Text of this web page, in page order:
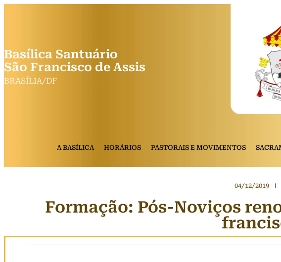
Basílica Santuário
São Francisco de Assis
BRASÍLIA/DF
A BASÍLICA HORÁRIOS PASTORAIS E MOVIMENTOS
04/12/2019
Formação: Pós-Noviços